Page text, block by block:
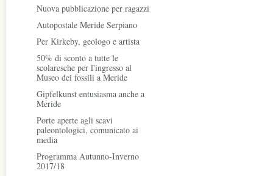
Nuova pubblicazione per ragazzi
Autopostale Meride Serpiano
Per Kirkeby, geologo e artista
50% di sconto a tutte le
scolaresche per l'ingresso al
Museo dei fossili a Meride
Gipfelkunst entusiasma anche a
Meride
Porte aperte agli scavi
paleontologici, comunicato ai
media
Programma Autunno-Inverno
2017/18